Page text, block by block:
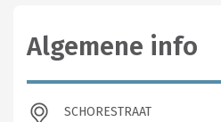
Algemene info
SCHORESTRAAT